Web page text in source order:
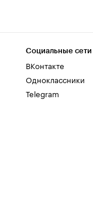
Социальные сети
ВКонтакте
Одноклассники
Telegram